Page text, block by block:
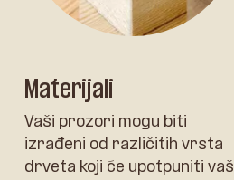
Materijali
Vaši prozori mogu biti
izrađeni od različitih vrsta
drveta koji će upotpuniti vaš